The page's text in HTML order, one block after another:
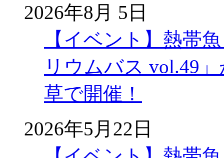
2026年8月 5日
【イベント】熱帯
リウムバス vol.49
草で開催！
2026年5月22日